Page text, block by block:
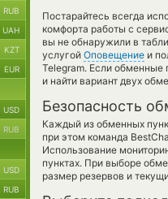
Постарайтесь всегда
комфорта работы с
вы не обнаружили в
услугой Оповещение и
Telegram. Если обменные
и найти вариант двух
Безопасность
Каждый из обменных
при этом команда
Использование
пунктах. При выборе
размер резервов и
RUB
UAH
KZT
EUR
USD
RUB
USD
RUB